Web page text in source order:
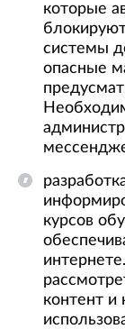
которые
системы
опасные
курсов
контент и